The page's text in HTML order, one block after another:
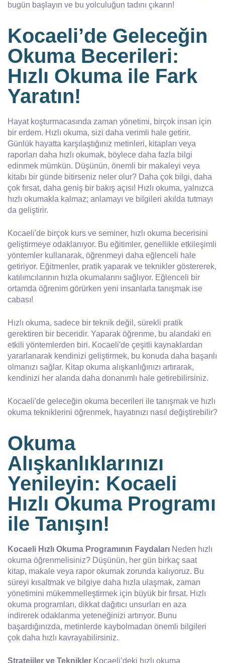
bugün başlayın ve bu yolculuğun tadını çıkarın!
Kocaeli’de Geleceğin
Okuma Becerileri:
Hızlı Okuma ile Fark
Yaratın!
Hayat koşturmacasında zaman yönetimi, birçok insan için
bir erdem. Hızlı okuma, sizi daha verimli hale getirir.
Günlük hayatta karşılaştığınız metinleri, kitapları veya
raporları daha hızlı okumak, böylece daha fazla bilgi
edinmek mümkün. Düşünün, önemli bir makaleyi veya
kitabı bir günde bitirseniz neler olur? Daha çok bilgi, daha
çok fırsat, daha geniş bir bakış açısı! Hızlı okuma, yalnızca
hızlı okumakla kalmaz; anlamayı ve bilgileri akılda tutmayı
da geliştirir.
Kocaeli'de birçok kurs ve seminer, hızlı okuma becerisini
geliştirmeye odaklanıyor. Bu eğitimler, genellikle etkileşimli
yöntemler kullanarak, öğrenmeyi daha eğlenceli hale
getiriyor. Eğitmenler, pratik yaparak ve teknikler göstererek,
katılımcılarının hızla okumalarını sağlıyor. Eğlenceli bir
ortamda öğrenim görürken yeni insanlarla tanışmak ise
cabası!
Hızlı okuma, sadece bir teknik değil, sürekli pratik
gerektiren bir beceridir. Yaparak öğrenme, bu alandaki en
etkili yöntemlerden biri. Kocaeli'de çeşitli kaynaklardan
yararlanarak kendinizi geliştirmek, bu konuda daha başarılı
olmanızı sağlar. Kitap okuma alışkanlığınızı artırarak,
kendinizi her alanda daha donanımlı hale getirebilirsiniz.
Kocaeli'de geleceğin okuma becerileri ile tanışmak ve hızlı
okuma tekniklerini öğrenmek, hayatınızı nasıl değiştirebilir?
Okuma
Alışkanlıklarınızı
Yenileyin: Kocaeli
Hızlı Okuma Programı
ile Tanışın!
Kocaeli Hızlı Okuma Programının Faydaları Neden hızlı
okuma öğrenmelisiniz? Düşünün, her gün birkaç saat
kitap, makale veya rapor okumak zorunda kalıyoruz. Bu
süreyi kısaltmak ve bilgiye daha hızla ulaşmak, zaman
yönetimini mükemmelleştirmek için büyük bir fırsat. Hızlı
okuma programları, dikkat dağıtıcı unsurları en aza
indirerek odaklanma yeteneğinizi artırıyor. Bunu
başardığınızda, metinlerde kaybolmadan önemli bilgileri
çok daha hızlı kavrayabilirsiniz.
Stratejiler ve Teknikler Kocaeli’deki hızlı okuma